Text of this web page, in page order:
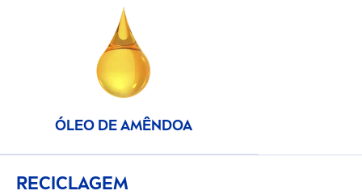
ÓLEO DE AMÊNDOA
RECICLAGEM